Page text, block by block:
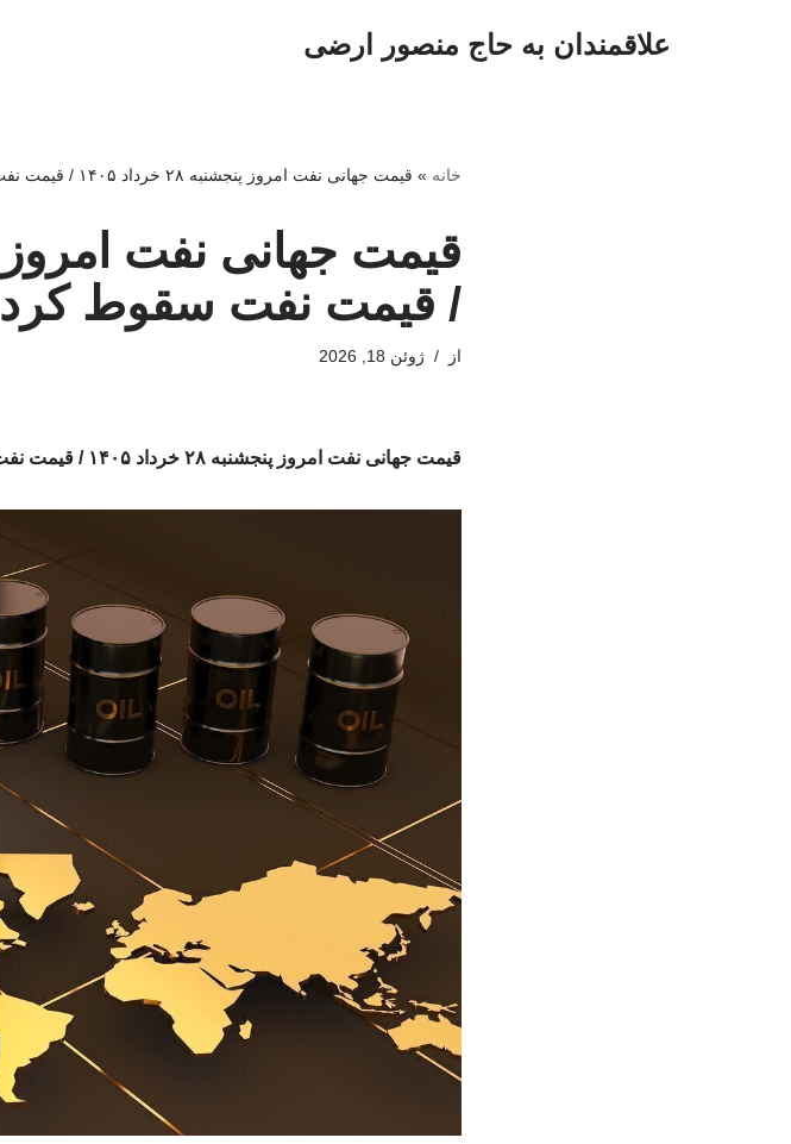
علاقمندان به حاج منصور ارضی
خانه » قیمت جهانی نفت امروز پنجشنبه ۲۸ خرداد ۱۴۰۵ / قیمت نفت سقوط کرد
/ قیمت نفت سقوط کرد
از ژوئن 18, 2026
قیمت جهانی نفت امروز پنجشنبه ۲۸ خرداد ۱۴۰۵ / قیمت نفت سقوط کرد